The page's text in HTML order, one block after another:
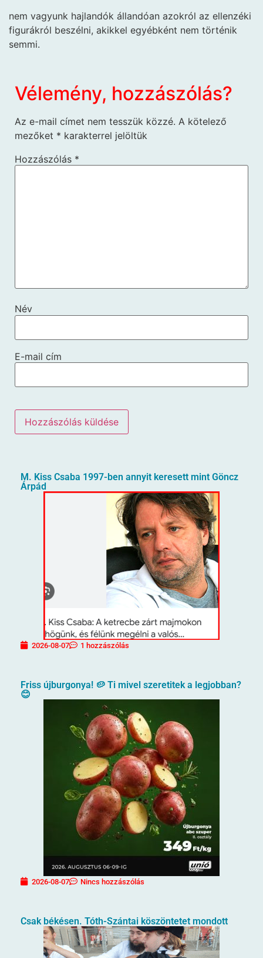
nem vagyunk hajlandók állandóan azokról az ellenzéki
figurákról beszélni, akikkel egyébként nem történik
semmi.
Vélemény, hozzászólás?
Az e-mail címet nem tesszük közzé. A kötelező
mezőket * karakterrel jelöltük
Hozzászólás *
Név
E-mail cím
M. Kiss Csaba 1997-ben annyit keresett mint Göncz
Árpád
2026-08-07 1 hozzászólás
Friss újburgonya! 🥔 Ti mivel szeretitek a legjobban?
😊
2026-08-07 Nincs hozzászólás
Csak békésen. Tóth-Szántai köszöntetet mondott